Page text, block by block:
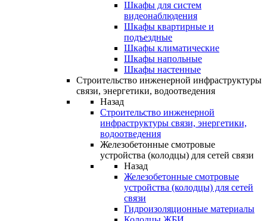
Шкафы для систем
видеонаблюдения
Шкафы квартирные и
подъездные
Шкафы климатические
Шкафы напольные
Шкафы настенные
Строительство инженерной инфраструктуры
связи, энергетики, водоотведения
Назад
Строительство инженерной
инфраструктуры связи, энергетики,
водоотведения
Железобетонные смотровые
устройства (колодцы) для сетей связи
Назад
Железобетонные смотровые
устройства (колодцы) для сетей
связи
Гидроизоляционные материалы